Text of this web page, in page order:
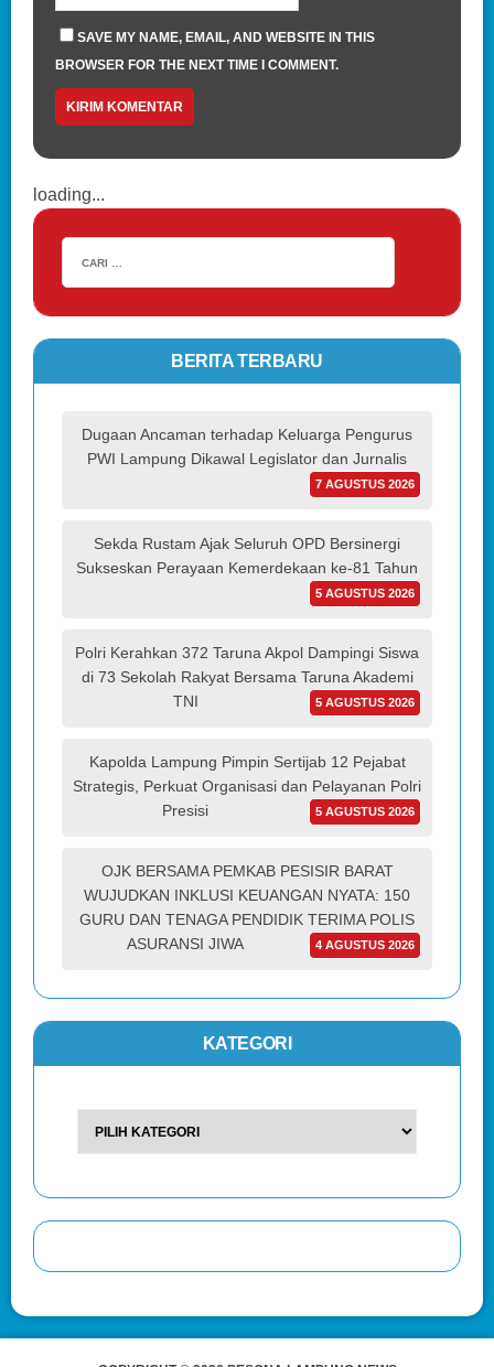
SAVE MY NAME, EMAIL, AND WEBSITE IN THIS
BROWSER FOR THE NEXT TIME I COMMENT.
loading...
BERITA TERBARU
Dugaan Ancaman terhadap Keluarga Pengurus
PWI Lampung Dikawal Legislator dan Jurnalis
7 AGUSTUS 2026
Sekda Rustam Ajak Seluruh OPD Bersinergi
Sukseskan Perayaan Kemerdekaan ke-81 Tahun
5 AGUSTUS 2026
Polri Kerahkan 372 Taruna Akpol Dampingi Siswa
di 73 Sekolah Rakyat Bersama Taruna Akademi
TNI
5 AGUSTUS 2026
Kapolda Lampung Pimpin Sertijab 12 Pejabat
Strategis, Perkuat Organisasi dan Pelayanan Polri
Presisi
5 AGUSTUS 2026
OJK BERSAMA PEMKAB PESISIR BARAT
WUJUDKAN INKLUSI KEUANGAN NYATA: 150
GURU DAN TENAGA PENDIDIK TERIMA POLIS
ASURANSI JIWA
4 AGUSTUS 2026
KATEGORI